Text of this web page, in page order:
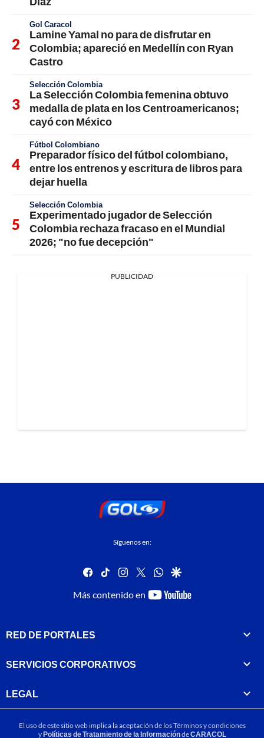
Gol Caracol
Lamine Yamal no para de disfrutar en
Colombia; apareció en Medellín con Ryan
Castro
Selección Colombia
La Selección Colombia femenina obtuvo
medalla de plata en los Centroamericanos;
cayó con México
Fútbol Colombiano
Preparador físico del fútbol colombiano,
entre los entrenos y escritura de libros para
dejar huella
Selección Colombia
Experimentado jugador de Selección
Colombia rechaza fracaso en el Mundial
2026; "no fue decepción"
PUBLICIDAD
Síguenos en:
facebook
tiktok instagram
twitterwhatsapp
google
Más contenido en
youtube-
RED DE PORTALES
SERVICIOS CORPORATIVOS
LEGAL
El uso de este sitio web implica la aceptación de losTérminos y condiciones
yPolíticas de Tratamiento de la InformacióndeCARACOL